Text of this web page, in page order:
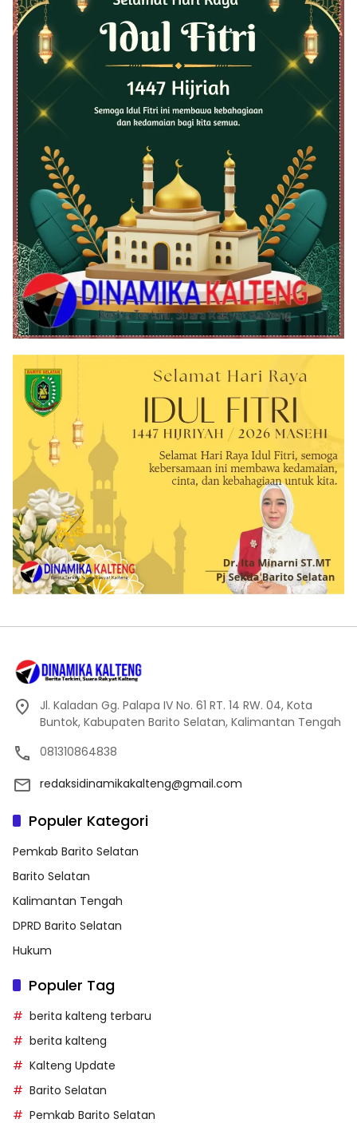
Jl. Kaladan Gg. Palapa IV No. 61 RT. 14 RW. 04, Kota
Buntok, Kabupaten Barito Selatan, Kalimantan Tengah
081310864838
redaksidinamikakalteng@gmail.com
Populer Kategori
Pemkab Barito Selatan
Barito Selatan
Kalimantan Tengah
DPRD Barito Selatan
Hukum
Populer Tag
berita kalteng terbaru
berita kalteng
Kalteng Update
Barito Selatan
Pemkab Barito Selatan